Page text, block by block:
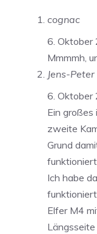
cognac
6. Oktober
Mmmmh,
Jens-
6. Oktober
Ein
zweite
Grund
Ich habe
Elfer M4